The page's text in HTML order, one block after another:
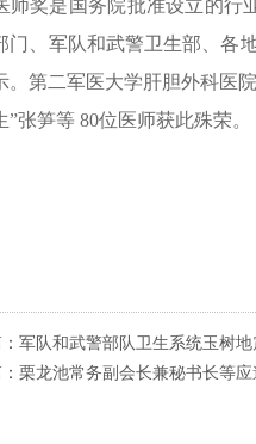
师奖是国务院批准设立的行
门、军队和武警卫生部、各
。第二军医大学肝胆外科医
”张笋等 80位医师获此殊荣。
军队和武警部队卫生系统玉树
栗龙池常务副会长兼秘书长等